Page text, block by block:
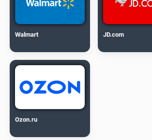
Walmart JD.com
Ozon.ru